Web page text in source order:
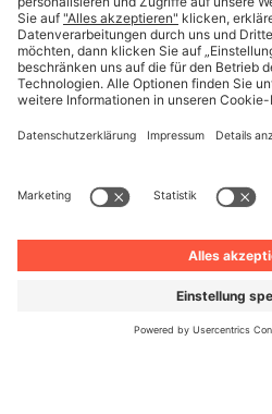
Datenschutz
Deutsch